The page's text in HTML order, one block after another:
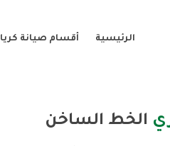
الرئيسية أقسام صيانة
الخط الساخن